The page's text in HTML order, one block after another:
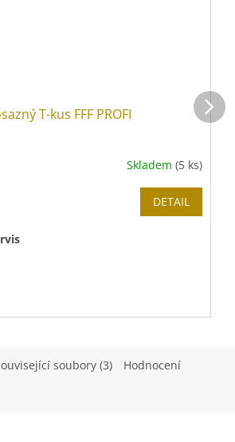
T-kus FFF PROFI
Skladem (5 ks)
DETAIL
soubory (3) Hodnocení